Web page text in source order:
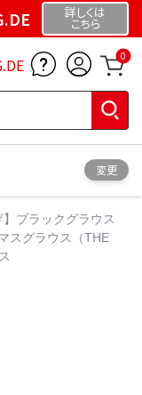
詳しくは
こちら
0
変更
】ブラックグラウス
スグラウス（THE